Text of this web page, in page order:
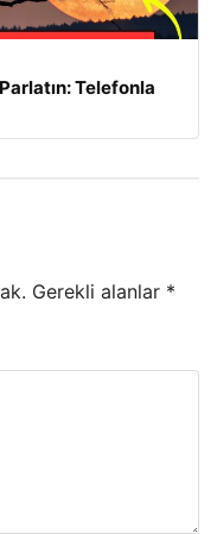
Telefonla
Gerekli alanlar *